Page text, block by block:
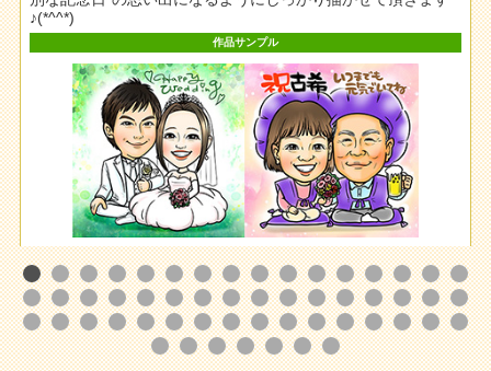
♪(*^^*)
作品サンプル
この作家を選んで注文する